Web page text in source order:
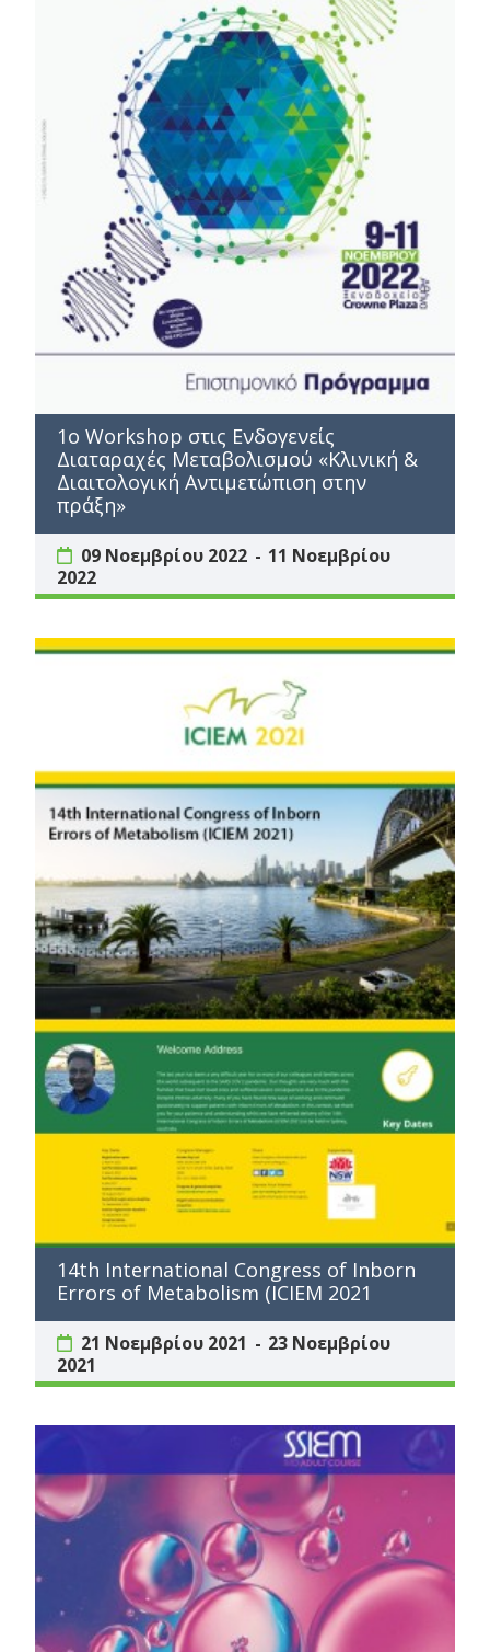
1ο Workshop στις Ενδογενείς
Διαταραχές Μεταβολισμού «Κλινική &
Διαιτολογική Αντιμετώπιση στην
πράξη»
09 Νοεμβρίου 2022
11 Νοεμβρίου
2022
14th International Congress of Inborn
Errors of Metabolism (ICIEM 2021
21 Νοεμβρίου 2021
23 Νοεμβρίου
2021